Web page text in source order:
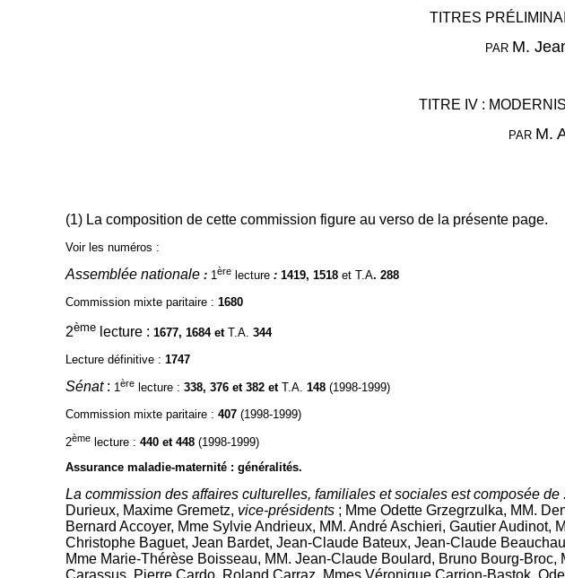
TITRES
PAR M.
TITRE IV :
PAR M.
(1) La composition de cette commission figure au verso de la présente page.
Voir les numéros :
Assemblée nationale:1èrelecture: 1419, 1518et T.A. 288
Commission mixte paritaire : 1680
2èmelecture : 1677, 1684 et T.A. 344
Lecture définitive: 1747
Sénat: 1èrelecture: 338, 376 et 382 et T.A. 148 (1998-1999)
Commission mixte paritaire : 407 (1998-1999)
2èmelecture : 440 et 448 (1998-1999)
Assurance maladie-maternité : généralités.
La commission des affaires culturelles, familiales et sociales est composée de
Durieux, Maxime Gremetz, vice-présidents ; Mme Odette Grzegrzulka, MM.
Bernard Accoyer, Mme Sylvie Andrieux, MM. André Aschieri, Gautier
Christophe Baguet, Jean Bardet, Jean-Claude Bateux, Jean-Claude
Mme Marie-Thérèse Boisseau, MM. Jean-Claude Boulard, Bruno Bourg-
Carassus, Pierre Cardo, Roland Carraz, Mmes Véronique Carrion-Bastok,